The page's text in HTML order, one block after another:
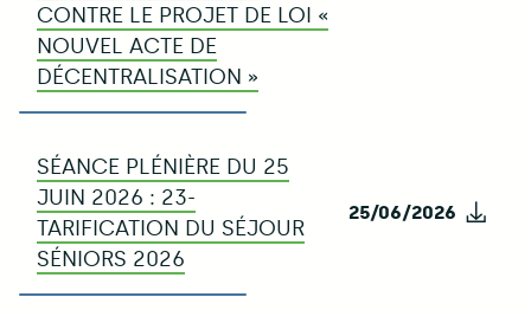
CONTRE LE PROJET DE LOI «
NOUVEL ACTE DE
DÉCENTRALISATION »
SÉANCE PLÉNIÈRE DU 25
JUIN 2026 : 23-
TARIFICATION DU SÉJOUR
SÉNIORS 2026
25/06/2026